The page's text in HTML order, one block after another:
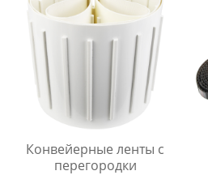
Конвейерные ленты с
перегородки